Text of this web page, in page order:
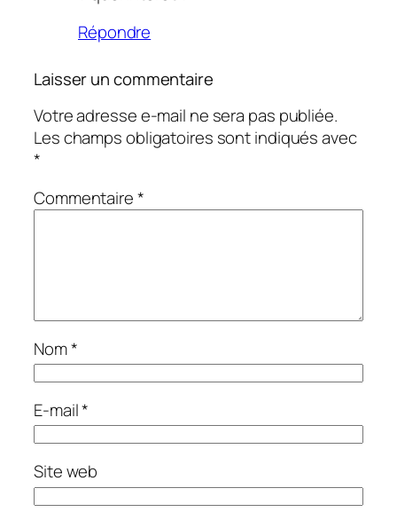
Répondre
Laisser un commentaire
Votre adresse e-mail ne sera pas publiée.
Les champs obligatoires sont indiqués avec
*
Commentaire*
Nom*
E-mail*
Site web